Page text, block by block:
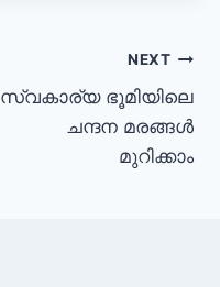
NEXT
സ്വകാര്യ ഭൂമിയിലെ
ചന്ദന മരങ്ങൾ
മുറിക്കാം